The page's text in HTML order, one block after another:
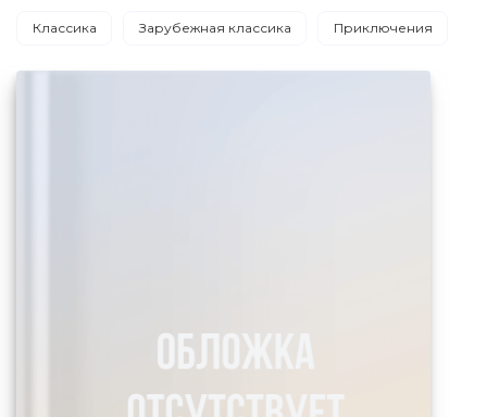
Классика Зарубежная классика Приключения